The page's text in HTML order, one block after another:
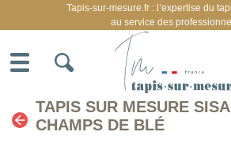
TAPIS SUR MESURE
CHAMPS DE BLÉ
Tapis-sur-mesure.fr : l’expertise du
au service des